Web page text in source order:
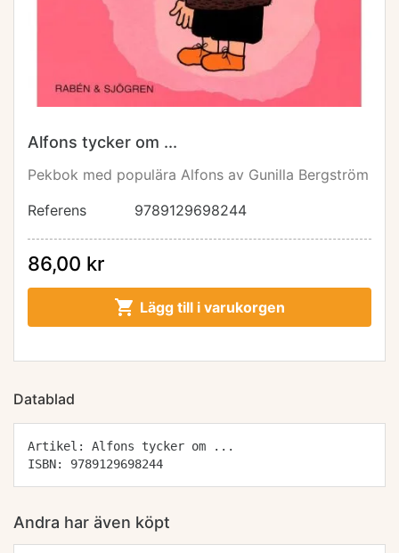
Alfons tycker om ...
Pekbok med populära Alfons av Gunilla Bergström
Referens
9789129698244
86,00 kr
 Lägg till i varukorgen
Datablad
Artikel: Alfons tycker om ...
ISBN: 9789129698244
Andra har även köpt